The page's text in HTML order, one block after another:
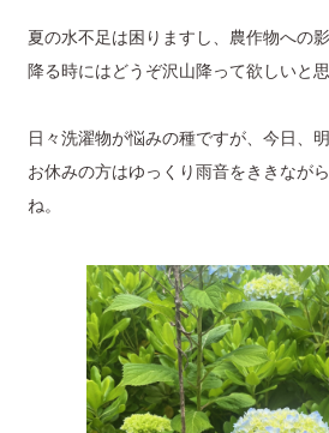
夏の水不足は困りますし、農作物への
降る時にはどうぞ沢山降って欲しいと思
日々洗濯物が悩みの種ですが、今日、
お休みの方はゆっくり雨音をききなが
ね。